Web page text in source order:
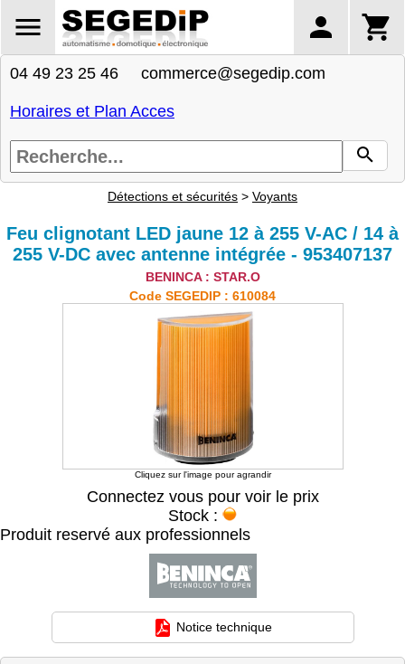
04 49 23 25 46 commerce@segedip.com
Horaires et Plan Acces
Détections et sécurités > Voyants
Feu clignotant LED jaune 12 à 255 V-AC / 14 à
255 V-DC avec antenne intégrée - 953407137
BENINCA : STAR.O
Code SEGEDIP : 610084
Cliquez sur l'image pour agrandir
Connectez vous pour voir le prix
Stock :
Produit reservé aux professionnels
Notice technique